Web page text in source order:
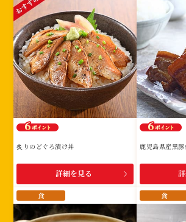
炙りのどぐろ漬け丼
詳細を見る
鹿児島県産黒
食 食